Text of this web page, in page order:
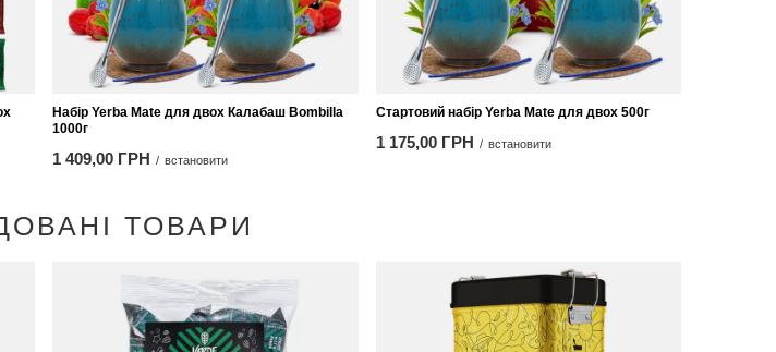
Набір Yerba Mate для двох Калабаш Bombilla
1000г
1 409,00 ГРН / встановити
Стартовий набір Yerba Mate для двох 500г
1 175,00 ГРН / встановити
ТОВАРИ